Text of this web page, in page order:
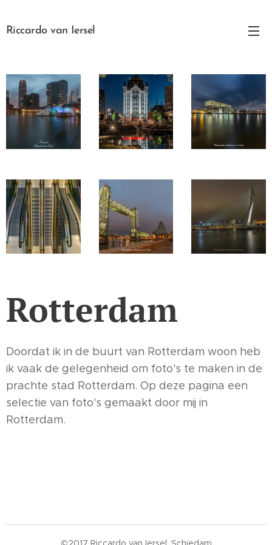
Riccardo van Iersel
Rotterdam
Doordat ik in de buurt van Rotterdam woon heb
ik vaak de gelegenheid om foto's te maken in de
prachte stad Rotterdam. Op deze pagina een
selectie van foto's gemaakt door mij in
Rotterdam.